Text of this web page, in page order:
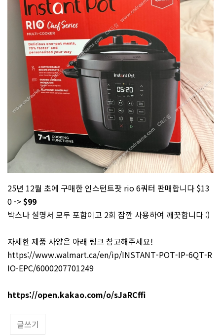
25년 12월 초에 구매한 인스턴트팟 rio 6쿼터 판매합니다 $13
0 ->$99
박스나 설명서 모두 포함이고 2회 잠깐 사용하여 깨끗합니다 :)
자세한 제품 사양은 아래 링크 참고해주세요!
https://www.walmart.ca/en/ip/INSTANT-POT-IP-6QT-R
IO-EPC/6000207701249
https://open.kakao.com/o/sJaRCffi
글쓰기